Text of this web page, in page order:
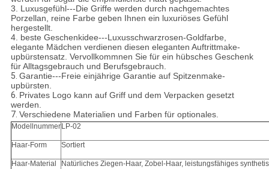
3. Luxusgefühl---Die Griffe werden durch nachgemachtes
Porzellan, reine Farbe geben Ihnen ein luxuriöses Gefühl
hergestellt.
4. beste Geschenkidee---Luxusschwarzrosen-Goldfarbe,
elegante Mädchen verdienen diesen eleganten Auftrittmake-
upbürstensatz. Vervollkommnen Sie für ein hübsches Geschenk
für Alltagsgebrauch und Berufsgebrauch.
5. Garantie---Freie einjährige Garantie auf Spitzenmake-
upbürsten.
6. Privates Logo kann auf Griff und dem Verpacken gesetzt
werden.
7. Verschiedene Materialien und Farben für optionales.
Modellnummer LP-02
Haar-Form Sortiert
Haar-Material Natürliches Ziegen-Haar, Zobel-Haar, leistungsfähiges